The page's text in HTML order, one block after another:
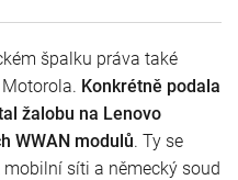
špalku práva také
Konkrétně podala
žalobu na Lenovo
WWAN modulů. Ty se
síti a německý soud